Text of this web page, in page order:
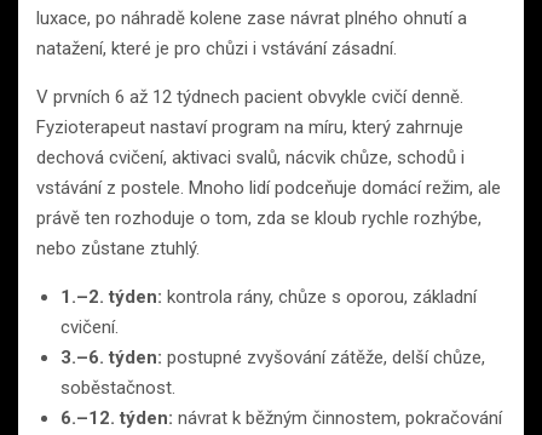
luxace, po náhradě kolene zase návrat plného ohnutí a
natažení, které je pro chůzi i vstávání zásadní.
V prvních 6 až 12 týdnech pacient obvykle cvičí denně.
Fyzioterapeut nastaví program na míru, který zahrnuje
dechová cvičení, aktivaci svalů, nácvik chůze, schodů i
vstávání z postele. Mnoho lidí podceňuje domácí režim, ale
právě ten rozhoduje o tom, zda se kloub rychle rozhýbe,
nebo zůstane ztuhlý.
1.–2. týden: kontrola rány, chůze s oporou, základní
cvičení.
3.–6. týden: postupné zvyšování zátěže, delší chůze,
soběstačnost.
6.–12. týden: návrat k běžným činnostem, pokračování